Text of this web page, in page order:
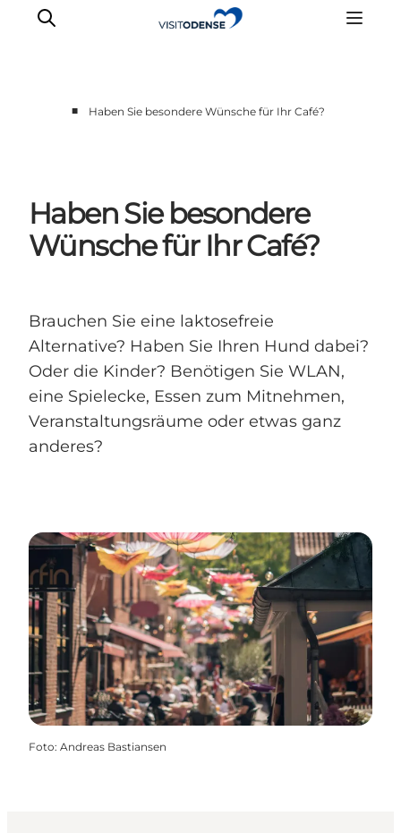
Reiseplanung
Inspiration
■ Haben Sie besondere Wünsche für Ihr Café?
Haben Sie besondere
Wünsche für Ihr Café?
Brauchen Sie eine laktosefreie
Alternative? Haben Sie Ihren Hund dabei?
Oder die Kinder? Benötigen Sie WLAN,
eine Spielecke, Essen zum Mitnehmen,
Veranstaltungsräume oder etwas ganz
anderes?
Foto: Andreas Bastiansen